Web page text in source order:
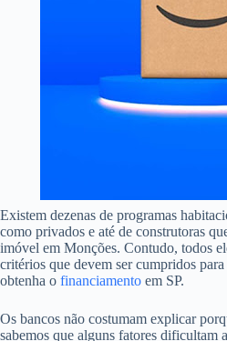
Existem dezenas de programas
como privados e até de construtoras
imóvel em Monções. Contudo, todos
critérios que devem ser cumpridos
obtenha o financiamento em SP.
Os bancos não costumam explicar
sabemos que alguns fatores dificultam